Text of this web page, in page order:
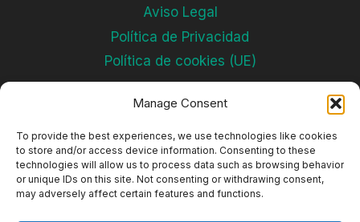
Manage Consent
To provide the best experiences, we use technologies like cookies
to store and/or access device information. Consenting to these
technologies will allow us to process data such as browsing behavior
or unique IDs on this site. Not consenting or withdrawing consent,
may adversely affect certain features and functions.
Aviso Legal
Política de Privacidad
Política de cookies (UE)
Subscríbete